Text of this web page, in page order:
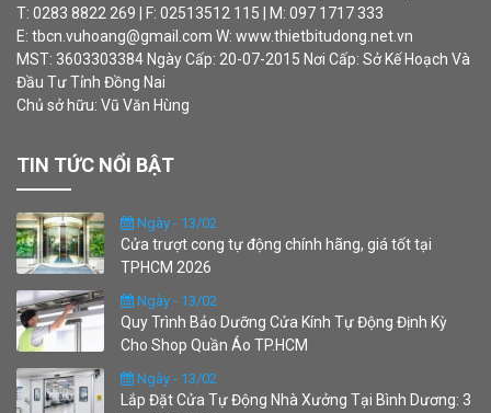
T: 0283 8822 269 | F: 02513512 115 | M: 097 1717 333
E: tbcn.vuhoang@gmail.com W: www.thietbitudong.net.vn
MST: 3603303384 Ngày Cấp: 20-07-2015 Nơi Cấp: Sở Kế Hoạch Và
Đầu Tư Tỉnh Đồng Nai
Chủ sở hữu: Vũ Văn Hùng
TIN TỨC NỔI BẬT
Ngày - 13/02
Cửa trượt cong tự động chính hãng, giá tốt tại
TPHCM 2026
Ngày - 13/02
Quy Trình Bảo Dưỡng Cửa Kính Tự Động Định Kỳ
Cho Shop Quần Áo TP.HCM
Ngày - 13/02
Lắp Đặt Cửa Tự Động Nhà Xưởng Tại Bình Dương: 3